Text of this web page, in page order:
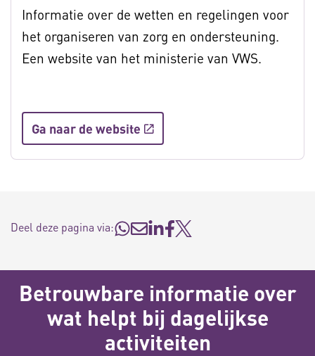
Informatie over de wetten en regelingen voor
het organiseren van zorg en ondersteuning.
Een website van het ministerie van VWS.
Ga naar de website
Deel deze pagina via:
Betrouwbare informatie over
wat helpt bij dagelijkse
activiteiten